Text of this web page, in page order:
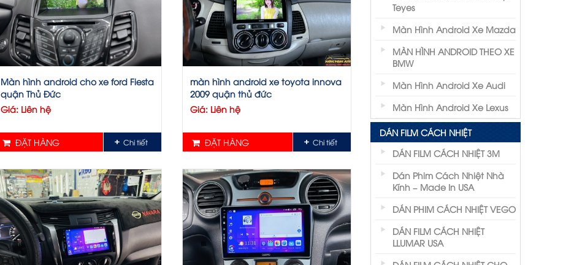
Màn hình android cho xe ford Fiesta
quận Thủ Đức
Giá: Liên hệ
ĐẶT HÀNG Chi tiết
màn hình android xe toyota innova
2009 quận thủ đức
Giá: Liên hệ
ĐẶT HÀNG Chi tiết
Teyes
Màn Hình Android Xe Mazda
MÀN HÌNH ANDROID THEO XE
BMW
Màn Hình Android Xe Audi
Màn Hình Android Xe Lexus
DÁN FILM CÁCH NHIỆT
DÁN FILM CÁCH NHIỆT 3M
Dán Phim Cách Nhiệt Nhà
Kính – Made In USA
DÁN PHIM CÁCH NHIỆT VEGO
DÁN FILM CÁCH NHIỆT
LLUMAR USA